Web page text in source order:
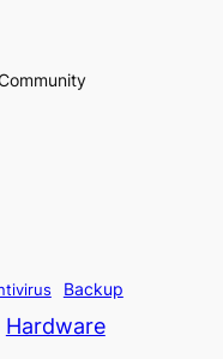
Backup
Hardware